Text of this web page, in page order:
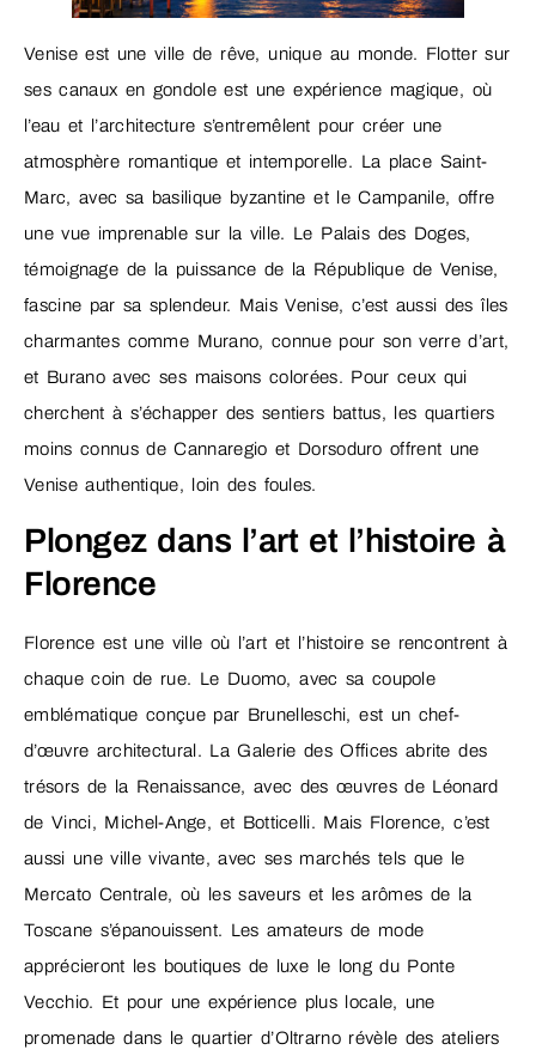
Venise est une ville de rêve, unique au monde. Flotter sur
ses canaux en gondole est une expérience magique, où
l’eau et l’architecture s’entremêlent pour créer une
atmosphère romantique et intemporelle. La place Saint-
Marc, avec sa basilique byzantine et le Campanile, offre
une vue imprenable sur la ville. Le Palais des Doges,
témoignage de la puissance de la République de Venise,
fascine par sa splendeur. Mais Venise, c’est aussi des îles
charmantes comme Murano, connue pour son verre d’art,
et Burano avec ses maisons colorées. Pour ceux qui
cherchent à s’échapper des sentiers battus, les quartiers
moins connus de Cannaregio et Dorsoduro offrent une
Venise authentique, loin des foules.
Plongez dans l’art et l’histoire à
Florence
Florence est une ville où l’art et l’histoire se rencontrent à
chaque coin de rue. Le Duomo, avec sa coupole
emblématique conçue par Brunelleschi, est un chef-
d’œuvre architectural. La Galerie des Offices abrite des
trésors de la Renaissance, avec des œuvres de Léonard
de Vinci, Michel-Ange, et Botticelli. Mais Florence, c’est
aussi une ville vivante, avec ses marchés tels que le
Mercato Centrale, où les saveurs et les arômes de la
Toscane s’épanouissent. Les amateurs de mode
apprécieront les boutiques de luxe le long du Ponte
Vecchio. Et pour une expérience plus locale, une
promenade dans le quartier d’Oltrarno révèle des ateliers